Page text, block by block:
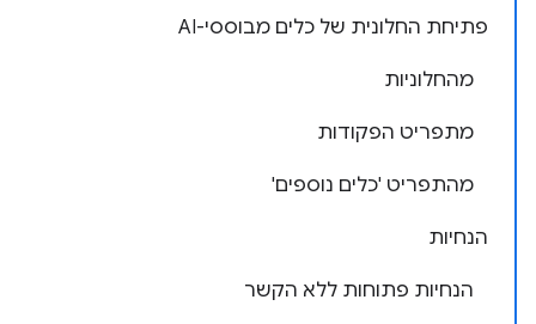
פתיחת החלונית של כלים מבוססי-AI
מהחלוניות
מתפריט הפקודות
מהתפריט 'כלים נוספים'
הנחיות
הנחיות פתוחות ללא הקשר